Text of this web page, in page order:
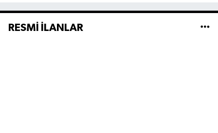
RESMİ İLANLAR